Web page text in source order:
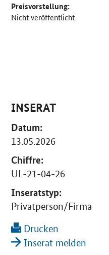
Preisvorstellung:
Nicht veröffentlicht
INSERAT
Datum:
13.05.2026
Chiffre:
UL-21-04-26
Inseratstyp:
Privatperson/Firma
Drucken
Inserat melden